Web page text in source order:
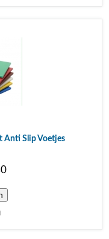
Anti Slip Voetjes